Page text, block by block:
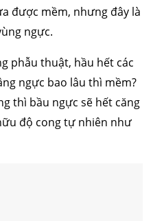
được mềm, nhưng đây là
ngực.
phẫu thuật, hầu hết các
ngực bao lâu thì mềm?
thì bầu ngực sẽ hết căng
độ cong tự nhiên như